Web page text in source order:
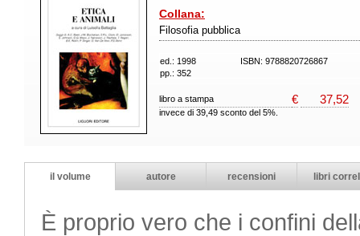
Collana:
Filosofia pubblica
ed.: 1998
ISBN: 9788820726867
pp.: 352
libro a stampa € 37,52
invece di 39,49 sconto del 5%.
il volume autore recensioni libri
È proprio vero che i confini